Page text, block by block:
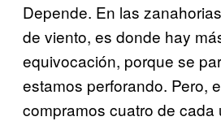
Depende. En las
de viento, es donde hay
equivocación, porque se
estamos perforando. Pero,
compramos cuatro de cada